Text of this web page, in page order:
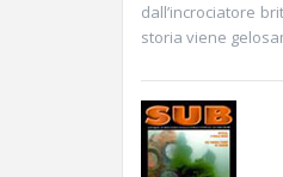
dall’incrociatore
storia viene